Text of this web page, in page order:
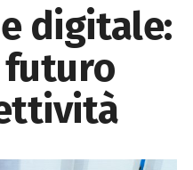
digitale:
futuro